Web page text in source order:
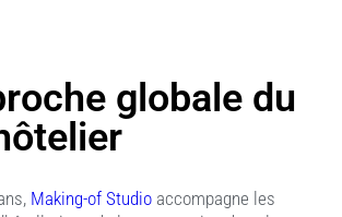
globale du
Making-of Studio accompagne les